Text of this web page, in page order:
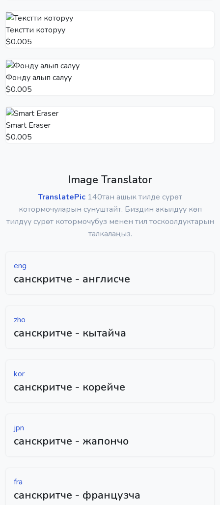
Текстти которуу
$0.005
Фонду алып салуу
$0.005
Smart Eraser
$0.005
Image Translator
TranslatePic 140тан ашык тилде сүрөт
котормочуларын сунуштайт. Биздин акылдуу көп
тилдүү сүрөт котормочубуз менен тил тоскоолдуктарын
талкалаңыз.
eng
санскритче - англисче
zho
санскритче - кытайча
kor
санскритче - корейче
jpn
санскритче - жапончо
fra
санскритче - французча